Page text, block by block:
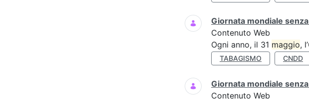
Giornata mondiale
Contenuto Web
Ogni anno, il 31 maggio,
TABAGISMO CNDD
Giornata mondiale
Contenuto Web